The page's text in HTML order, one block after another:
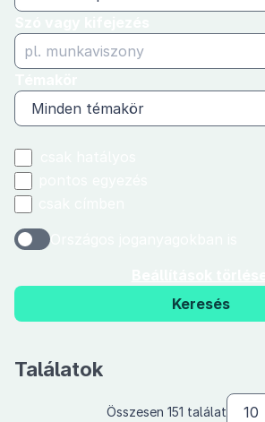
Minden témakör
Keresés
Találatok
Összesen 151 találat 10